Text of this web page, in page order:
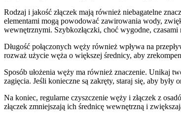
Rodzaj i jakość złączek mają również niebagatelne
elementami mogą powodować zawirowania wody,
wewnętrznymi. Szybkozłączki, choć wygodne,
Długość połączonych węży również wpływa na
rozważ użycie węża o większej średnicy, aby
Sposób ułożenia węży ma również znaczenie. Unikaj
zagięcia. Jeśli konieczne są zakręty, staraj się, aby były
Na koniec, regularne czyszczenie węży i złączek z
złączek zmniejszają ich średnicę wewnętrzną i